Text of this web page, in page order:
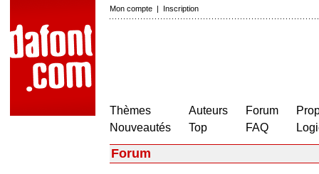
Mon compte | Inscription
Thèmes
Nouveautés
Auteurs
Top
Forum
FAQ
Forum